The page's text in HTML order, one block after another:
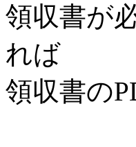
領収書が
れば
領収書の